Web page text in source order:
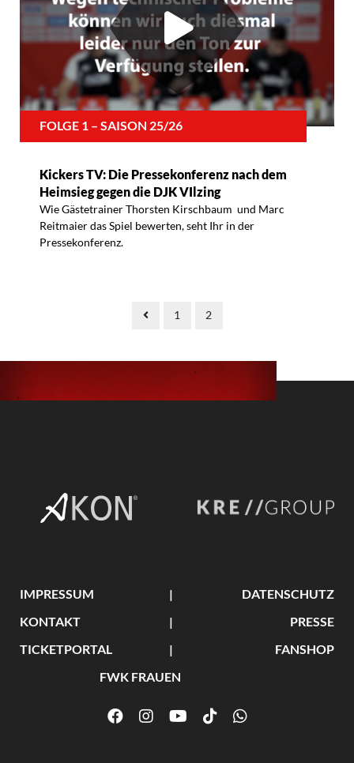
FOLGE 1 – SAISON 25/26
Kickers TV: Die Pressekonferenz nach dem
Heimsieg gegen die DJK VIlzing
Wie Gästetrainer Thorsten Kirschbaum und Marc
Reitmaier das Spiel bewerten, seht Ihr in der
Pressekonferenz.
1 2
IMPRESSUM
DATENSCHUTZ
KONTAKT
PRESSE
TICKETPORTAL
FANSHOP
FWK FRAUEN